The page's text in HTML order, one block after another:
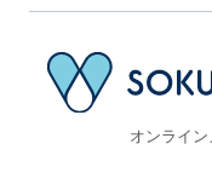
オンライ